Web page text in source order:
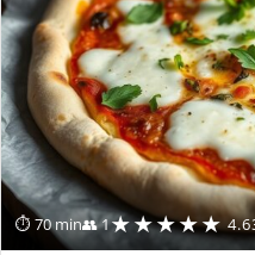
⏱ 70 min👥 1★★★★★